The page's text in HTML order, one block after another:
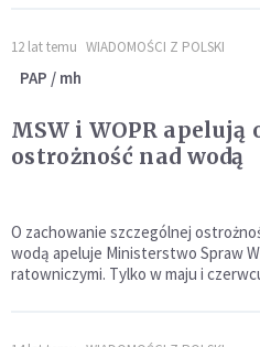
12 lat temu WIADOMOŚCI Z POLSKI
PAP / mh
MSW i WOPR apelują
ostrożność nad wodą
O zachowanie szczególnej
wodą apeluje Ministerstwo Spraw
ratowniczymi. Tylko w maju i